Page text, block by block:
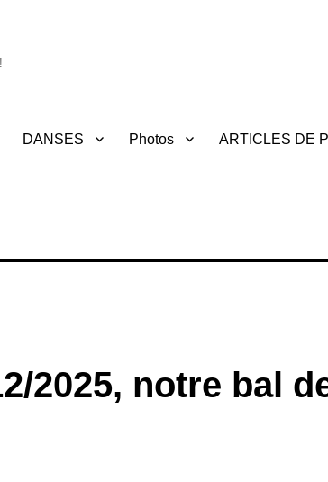
DANSES Photos ARTICLES DE
2025, notre bal